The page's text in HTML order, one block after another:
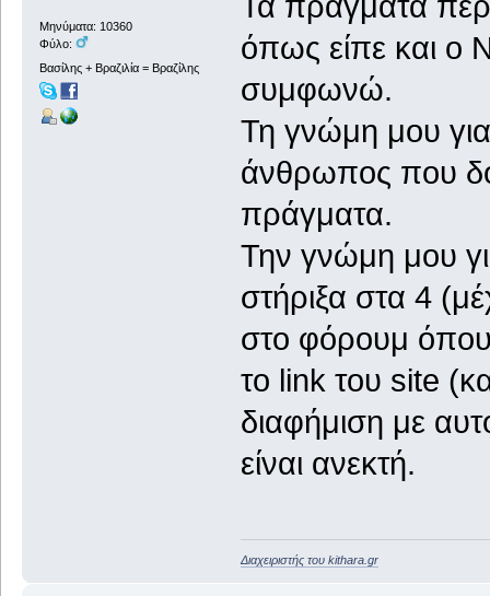
Μηνύματα: 10360
Φύλο:
Βασίλης + Βραζιλία = Βραζίλης
όπως είπε και ο
συμφωνώ.
Τη γνώμη μου
άνθρωπος που
πράγματα.
Την γνώμη μου
στήριξα στα 4
στο φόρουμ όπου
το link του site
διαφήμιση με
είναι ανεκτή.
Διαχειριστής του kithara.gr